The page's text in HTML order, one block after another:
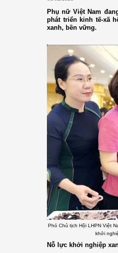
Phụ nữ Việt Nam
phát triển kinh tế-xã
xanh, bền vững.
Phó Chủ tịch Hội LHPN Việt
khởi
Nỗ lực khởi nghiệp